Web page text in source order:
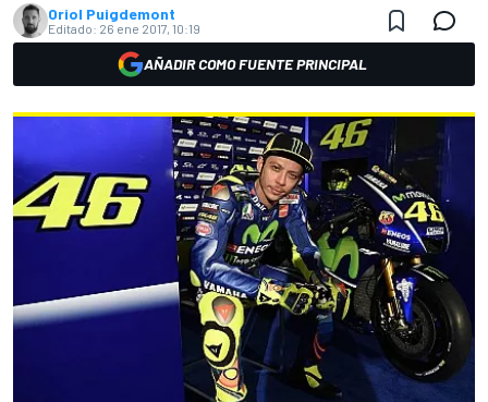
Oriol Puigdemont
Editado: 26 ene 2017, 10:19
AÑADIR COMO FUENTE PRINCIPAL